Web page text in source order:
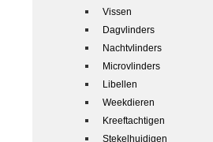
Vissen
Dagvlinders
Nachtvlinders
Microvlinders
Libellen
Weekdieren
Kreeftachtigen
Stekelhuidigen